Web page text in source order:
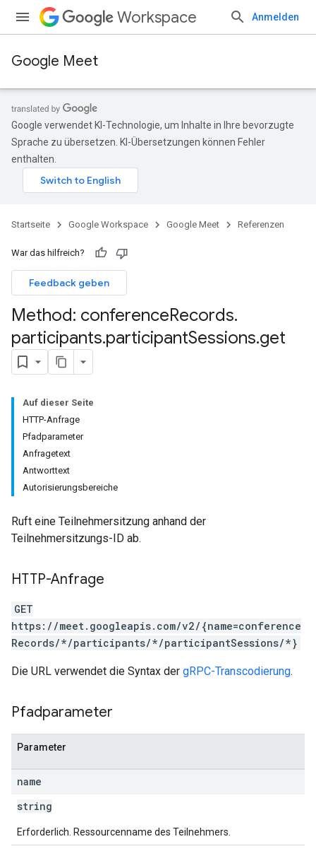
Workspace Anmelden
Google Meet
Google verwendet KI-Technologie, um Inhalte in Ihre bevorzugte
Sprache zu übersetzen. KI-Übersetzungen können Fehler
enthalten.
Startseite Google Workspace Google Meet Referenzen
War das hilfreich?
Feedback geben
Method: conferenceRecords.
participants.participantSessions.get
Auf dieser Seite
HTTP-Anfrage
Pfadparameter
Anfragetext
Antworttext
Autorisierungsbereiche
Ruft eine Teilnehmersitzung anhand der
Teilnehmersitzungs-ID ab.
HTTP-Anfrage
GET
https://meet.googleapis.com/v2/{name=conference
Records/*/participants/*/participantSessions/*}
Die URL verwendet die Syntax der gRPC-Transcodierung.
Pfadparameter
Parameter
name
string
Erforderlich. Ressourcenname des Teilnehmers.